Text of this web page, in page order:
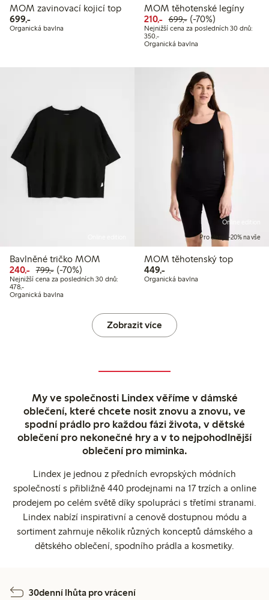
MOM zavinovací kojicí top
699,-699,00 Kč
Organická bavlna
MOM těhotenské legíny
210,- Snížená cena: 210,00 Kč
699,-Běžná cena: 699,00
70% sleva
(-70%)
Nejnižší cena za posledních 30 dnů:
350,-Nejnižší cena za posledních 30 dnů:
Organická bavlna
Bavlněné tričko MOM
240,- Snížená cena: 240,00 Kč
799,-Běžná cena: 799,00 Kč
70% sleva
(-70%)
Nejnižší cena za posledních 30 dnů:
478,-Nejnižší cena za posledních 30 dnů: 478,00 Kč
Organická bavlna
Online edition
Pro členy: -20% na vše
MOM těhotenský top
449,-449,00 Kč
Organická bavlna
Zobrazit více
My ve společnosti Lindex věříme v dámské
oblečení, které chcete nosit znovu a znovu, ve
spodní prádlo pro každou fázi života, v dětské
oblečení pro nekonečné hry a v to nejpohodlnější
oblečení pro miminka.
Lindex je jednou z předních evropských módních
společností s přibližně 440 prodejnami na 17 trzích a online
prodejem po celém světě díky spolupráci s třetími stranami.
Lindex nabízí inspirativní a cenově dostupnou módu a
sortiment zahrnuje několik různých konceptů dámského a
dětského oblečení, spodního prádla a kosmetiky.
30denní lhůta pro vrácení